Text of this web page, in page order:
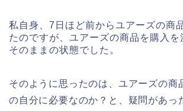
私自身、7日ほど前からユアーズの商
たのですが、ユアーズの商品を購入を
そのままの状態でした。
そのように思ったのは、ユアーズの商
の自分に必要なのか？と、疑問があっ